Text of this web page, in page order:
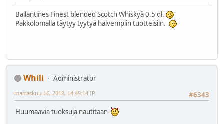
Ballantines Finest blended Scotch Whiskyä 0.5 dl.
Pakkolomalla täytyy tyytyä halvempiin tuotteisiin.
Whili
Administrator
#6343
marraskuu 16, 2018, 14:49:14 IP
Huumaavia tuoksuja nautitaan